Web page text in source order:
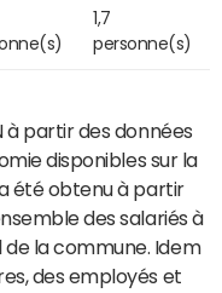
1,7
personne(s)
à partir des données
disponibles sur la
été obtenu à partir
des salariés à
la commune. Idem
des employés et